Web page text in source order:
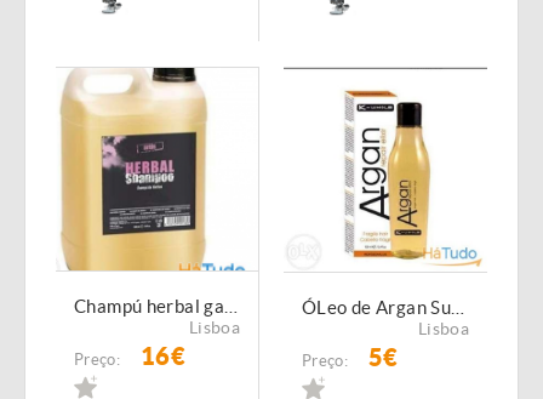
Lisboa
Preço: 16€
Lisboa
Preço: 5€